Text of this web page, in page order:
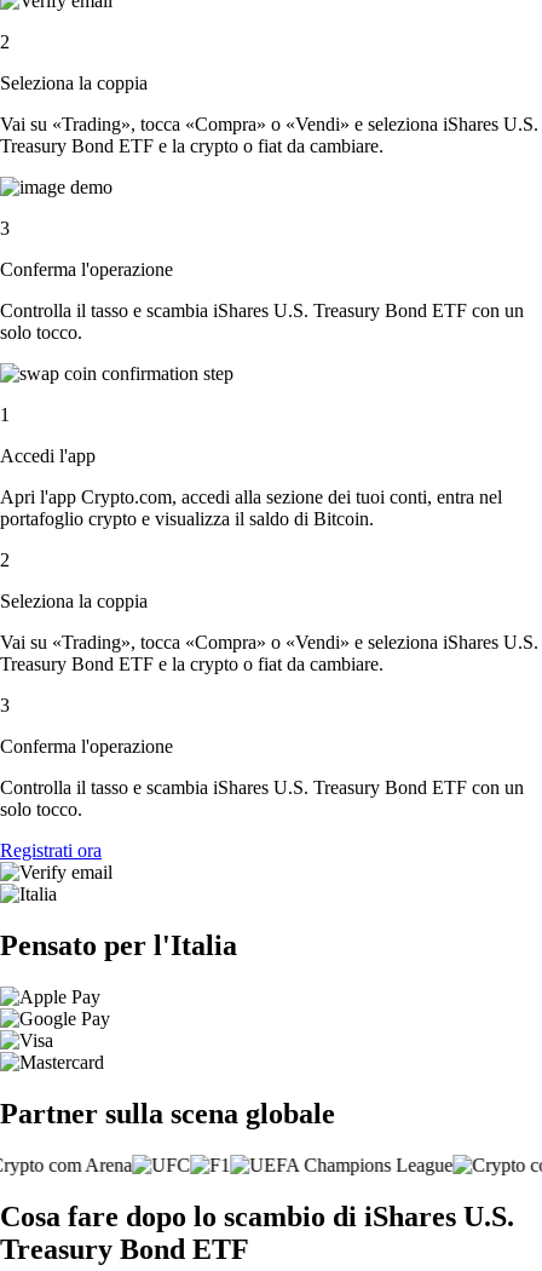
2
Seleziona la coppia
Vai su «Trading», tocca «Compra» o «Vendi» e seleziona iShares U.S.
Treasury Bond ETF e la crypto o fiat da cambiare.
3
Conferma l'operazione
Controlla il tasso e scambia iShares U.S. Treasury Bond ETF con un
solo tocco.
1
Accedi l'app
Apri l'app Crypto.com, accedi alla sezione dei tuoi conti, entra nel
portafoglio crypto e visualizza il saldo di Bitcoin.
2
Seleziona la coppia
Vai su «Trading», tocca «Compra» o «Vendi» e seleziona iShares U.S.
Treasury Bond ETF e la crypto o fiat da cambiare.
3
Conferma l'operazione
Controlla il tasso e scambia iShares U.S. Treasury Bond ETF con un
solo tocco.
Registrati ora
Pensato per l'Italia
Partner sulla scena globale
Cosa fare dopo lo scambio di iShares U.S.
Treasury Bond ETF